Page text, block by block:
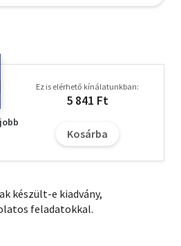
Ez is elérhető kínálatunkban:
5 841 Ft
Kosárba
készült-e kiadvány,
feladatokkal.